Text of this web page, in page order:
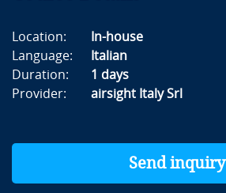
Location:
In-house
Language:
Italian
Duration:
1 days
Provider:
airsight Italy Srl
Send inquiry